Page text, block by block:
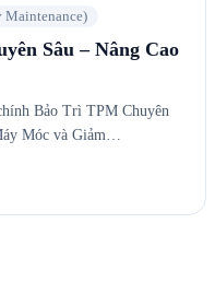
Maintenance)
Sâu – Nâng Cao
Bảo Trì TPM Chuyên
Móc và Giảm…